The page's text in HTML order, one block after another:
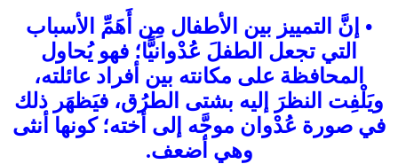
• إنَّ التمييز بين الأطفال مِن أَهَمِّ الأسباب
التي تجعل الطفلَ عُدْوانيًّا؛ فهو يُحاول
المحافظة على مكانته بين أفراد عائلته،
ويَلْفِت النظرَ إليه بشتى الطرُق، فيَظهَر ذلك
في صورة عُدْوان موجَّه إلى أخته؛ كونها أنثى
وهي أضعف.